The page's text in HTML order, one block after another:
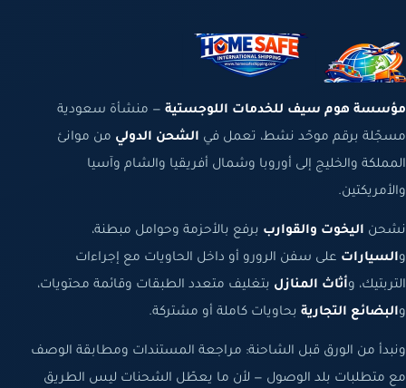
مؤسسة هوم سيف للخدمات اللوجستية — منشأة سعودية
مسجّلة برقم موحّد نشط، تعمل في الشحن الدولي من موانئ
المملكة والخليج إلى أوروبا وشمال أفريقيا والشام وآسيا
والأمريكتين.
نشحن اليخوت والقوارب برفع بالأحزمة وحوامل مبطنة،
والسيارات على سفن الرورو أو داخل الحاويات مع إجراءات
التربتيك، وأثاث المنازل بتغليف متعدد الطبقات وقائمة محتويات،
والبضائع التجارية بحاويات كاملة أو مشتركة.
ونبدأ من الورق قبل الشاحنة: مراجعة المستندات ومطابقة الوصف
مع متطلبات بلد الوصول — لأن ما يعطّل الشحنات ليس الطريق